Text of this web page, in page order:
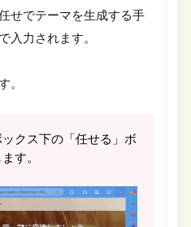
せでテーマを生成する手
入力されます。
。
クス下の「任せる」ボ
す。